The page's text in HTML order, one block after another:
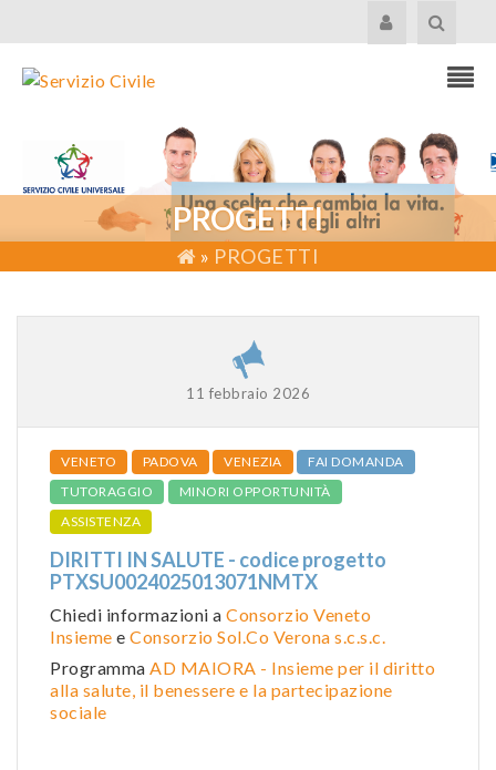
PROGETTI
» PROGETTI
11 febbraio 2026
VENETO PADOVA VENEZIA
FAI DOMANDA
TUTORAGGIO
MINORI OPPORTUNITÀ
ASSISTENZA
DIRITTI IN SALUTE - codice progetto
PTXSU0024025013071NMTX
Chiedi informazioni a Consorzio Veneto
Insieme e Consorzio Sol.Co Verona s.c.s.c.
Programma AD MAIORA - Insieme per il diritto
alla salute, il benessere e la partecipazione
sociale